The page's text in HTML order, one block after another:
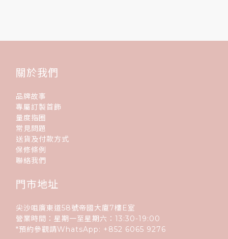
關於我們
品牌故事
專屬訂製首飾
量度指圈
常見問題
送貨及付款方式
保修條例
聯絡我們
門市地址
尖沙咀廣東道58號帝國大廈7樓E室
營業時間：星期一至星期六：13:30-19:00
*預約參觀請WhatsApp: +852 6065 9276